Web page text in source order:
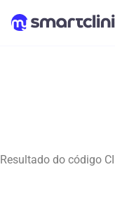
Resultado do código